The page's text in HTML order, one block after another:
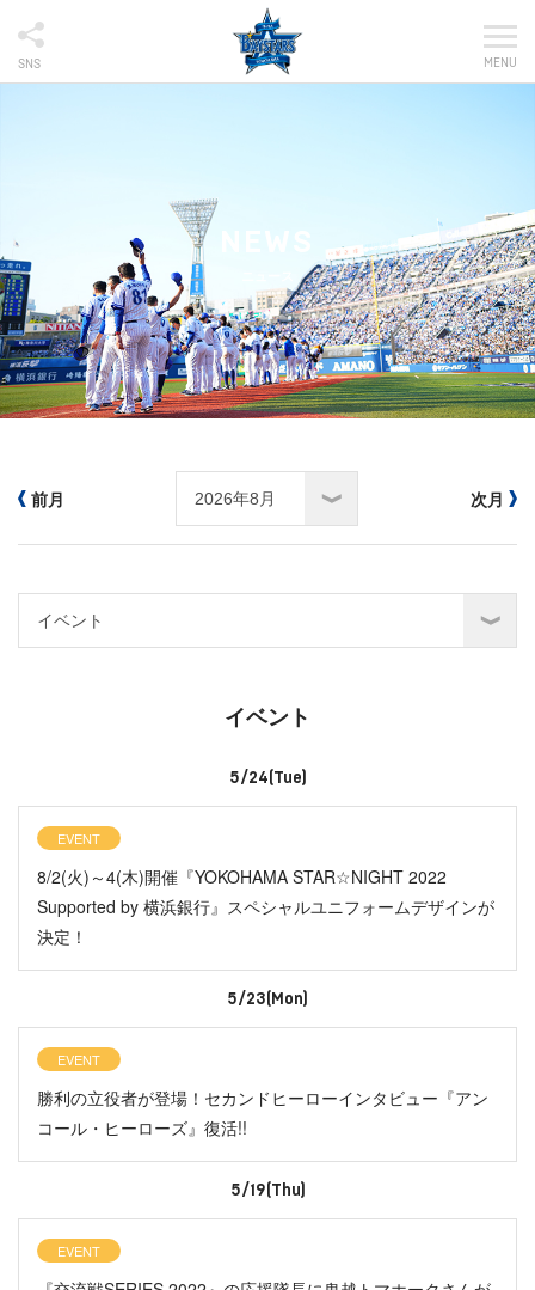
SNS MENU
NEWS
前月 次月
イベント
5/24(Tue)
EVENT
8/2(火)～4(木)開催『YOKOHAMA STAR☆NIGHT 2022
Supported by 横浜銀行』スペシャルユニフォームデザインが
決定！
5/23(Mon)
EVENT
勝利の立役者が登場！セカンドヒーローインタビュー『アン
コール・ヒーローズ』復活!!
5/19(Thu)
EVENT